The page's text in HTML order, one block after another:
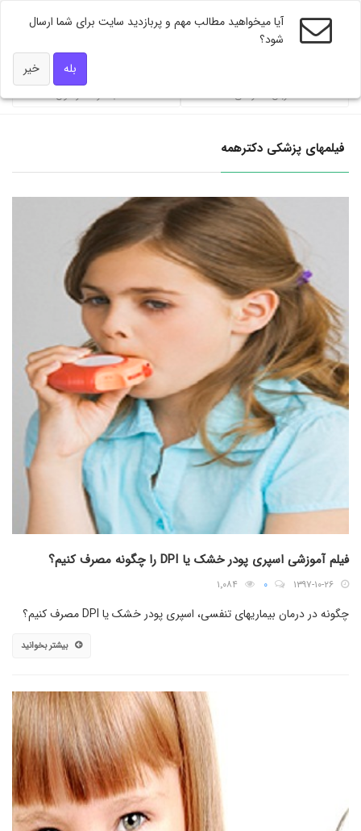
محاسبه گر فشار خون
شاخص توده بندی BMI
فیلمهای پزشکی دکترهمه
فیلم آموزشی اسپری پودر خشک یا DPI را چگونه مصرف کنیم؟
۱۳۹۷-۱۰-۲۶ ۰ ۱٬۰۸۴
چگونه در درمان بیماریهای تنفسی، اسپری پودر خشک یا DPI مصرف کنیم؟
بیشتر بخوانید
آیا میخواهید مطالب مهم و پربازدید سایت برای شما ارسال
شود؟
بله
خیر